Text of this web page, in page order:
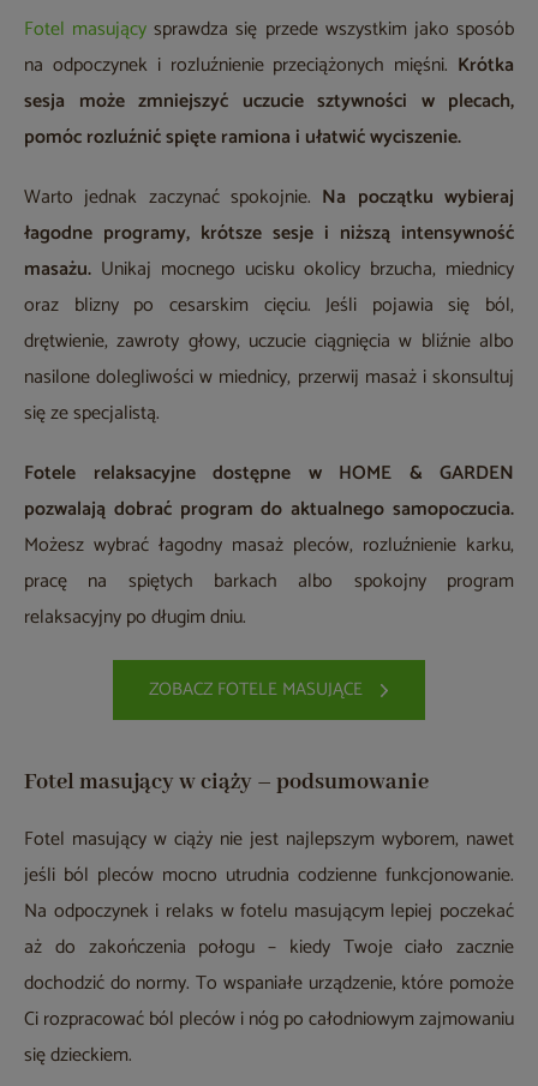
Fotel masujący sprawdza się przede wszystkim jako sposób
na odpoczynek i rozluźnienie przeciążonych mięśni. Krótka
sesja może zmniejszyć uczucie sztywności w plecach,
pomóc rozluźnić spięte ramiona i ułatwić wyciszenie.
Warto jednak zaczynać spokojnie. Na początku wybieraj
łagodne programy, krótsze sesje i niższą intensywność
masażu. Unikaj mocnego ucisku okolicy brzucha, miednicy
oraz blizny po cesarskim cięciu. Jeśli pojawia się ból,
drętwienie, zawroty głowy, uczucie ciągnięcia w bliźnie albo
nasilone dolegliwości w miednicy, przerwij masaż i skonsultuj
się ze specjalistą.
Fotele relaksacyjne dostępne w HOME & GARDEN
pozwalają dobrać program do aktualnego samopoczucia.
Możesz wybrać łagodny masaż pleców, rozluźnienie karku,
pracę na spiętych barkach albo spokojny program
relaksacyjny po długim dniu.
ZOBACZ FOTELE MASUJĄCE
Fotel masujący w ciąży – podsumowanie
Fotel masujący w ciąży nie jest najlepszym wyborem, nawet
jeśli ból pleców mocno utrudnia codzienne funkcjonowanie.
Na odpoczynek i relaks w fotelu masującym lepiej poczekać
aż do zakończenia połogu – kiedy Twoje ciało zacznie
dochodzić do normy. To wspaniałe urządzenie, które pomoże
Ci rozpracować ból pleców i nóg po całodniowym zajmowaniu
się dzieckiem.